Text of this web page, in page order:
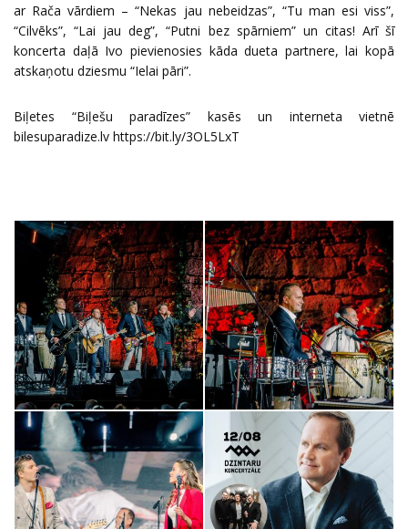
ar Rača vārdiem – “Nekas jau nebeidzas”, “Tu man esi viss”,
“Cilvēks”, “Lai jau deg”, “Putni bez spārniem” un citas! Arī šī
koncerta daļā Ivo pievienosies kāda dueta partnere, lai kopā
atskaņotu dziesmu “Ielai pāri”.
Biļetes “Biļešu paradīzes” kasēs un interneta vietnē
bilesuparadize.lv https://bit.ly/3OL5LxT